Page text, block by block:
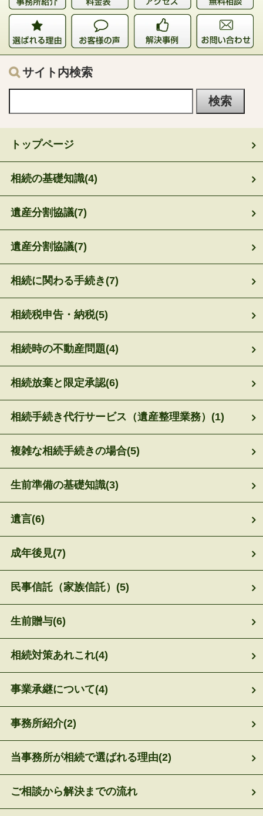
サイト内検索
トップページ
相続の基礎知識(4)
遺産分割協議(7)
遺産分割協議(7)
相続に関わる手続き (7)
相続税申告・納税(5)
相続時の不動産問題(4)
相続放棄と限定承認(6)
相続手続き代行サービス（遺産整理業務） (1)
複雑な相続手続きの場合(5)
生前準備の基礎知識(3)
遺言(6)
成年後見(7)
民事信託（家族信託） (5)
生前贈与(6)
相続対策あれこれ(4)
事業承継について(4)
事務所紹介(2)
当事務所が相続で選ばれる理由(2)
ご相談から解決までの流れ